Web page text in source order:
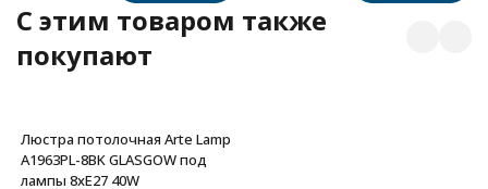
C этим товаром также
покупают
Люстра потолочная Arte Lamp
A1963PL-8BK GLASGOW под
лампы 8xE27 40W